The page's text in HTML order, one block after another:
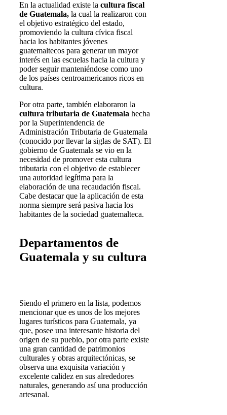
En la actualidad existe la cultura fiscal
de Guatemala, la cual la realizaron con
el objetivo estratégico del estado,
promoviendo la cultura cívica fiscal
hacia los habitantes jóvenes
guatemaltecos para generar un mayor
interés en las escuelas hacia la cultura y
poder seguir manteniéndose como uno
de los países centroamericanos ricos en
cultura.
Por otra parte, también elaboraron la
cultura tributaria de Guatemala hecha
por la Superintendencia de
Administración Tributaria de Guatemala
(conocido por llevar la siglas de SAT). El
gobierno de Guatemala se vio en la
necesidad de promover esta cultura
tributaria con el objetivo de establecer
una autoridad legítima para la
elaboración de una recaudación fiscal.
Cabe destacar que la aplicación de esta
norma siempre será pasiva hacia los
habitantes de la sociedad guatemalteca.
Departamentos de
Guatemala y su cultura
Siendo el primero en la lista, podemos
mencionar que es unos de los mejores
lugares turísticos para Guatemala, ya
que, posee una interesante historia del
origen de su pueblo, por otra parte existe
una gran cantidad de patrimonios
culturales y obras arquitectónicas, se
observa una exquisita variación y
excelente calidez en sus alrededores
naturales, generando así una producción
artesanal.